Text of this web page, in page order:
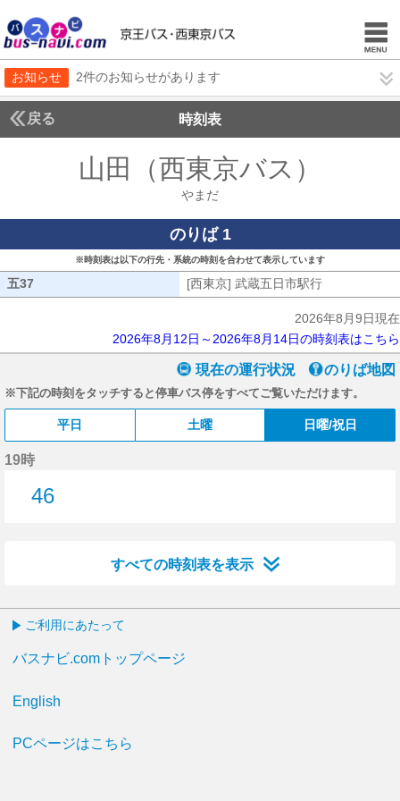
お知らせ 2件のお知らせがあります
戻る 時刻表
山田（西東京バス）
やまだ
のりば 1
※時刻表は以下の行先・系統の時刻を合わせて表示しています
五37 [西東京] 武蔵五日市駅行
2026年8月9日現在
2026年8月12日～2026年8月14日の時刻表はこちら
現在の運行状況 のりば地図
※下記の時刻をタッチすると停車バス停をすべてご覧いただけます。
平日 土曜 日曜/祝日
19時
46
すべての時刻表を表示
ご利用にあたって
バスナビ.comトップページ
English
PCページはこちら